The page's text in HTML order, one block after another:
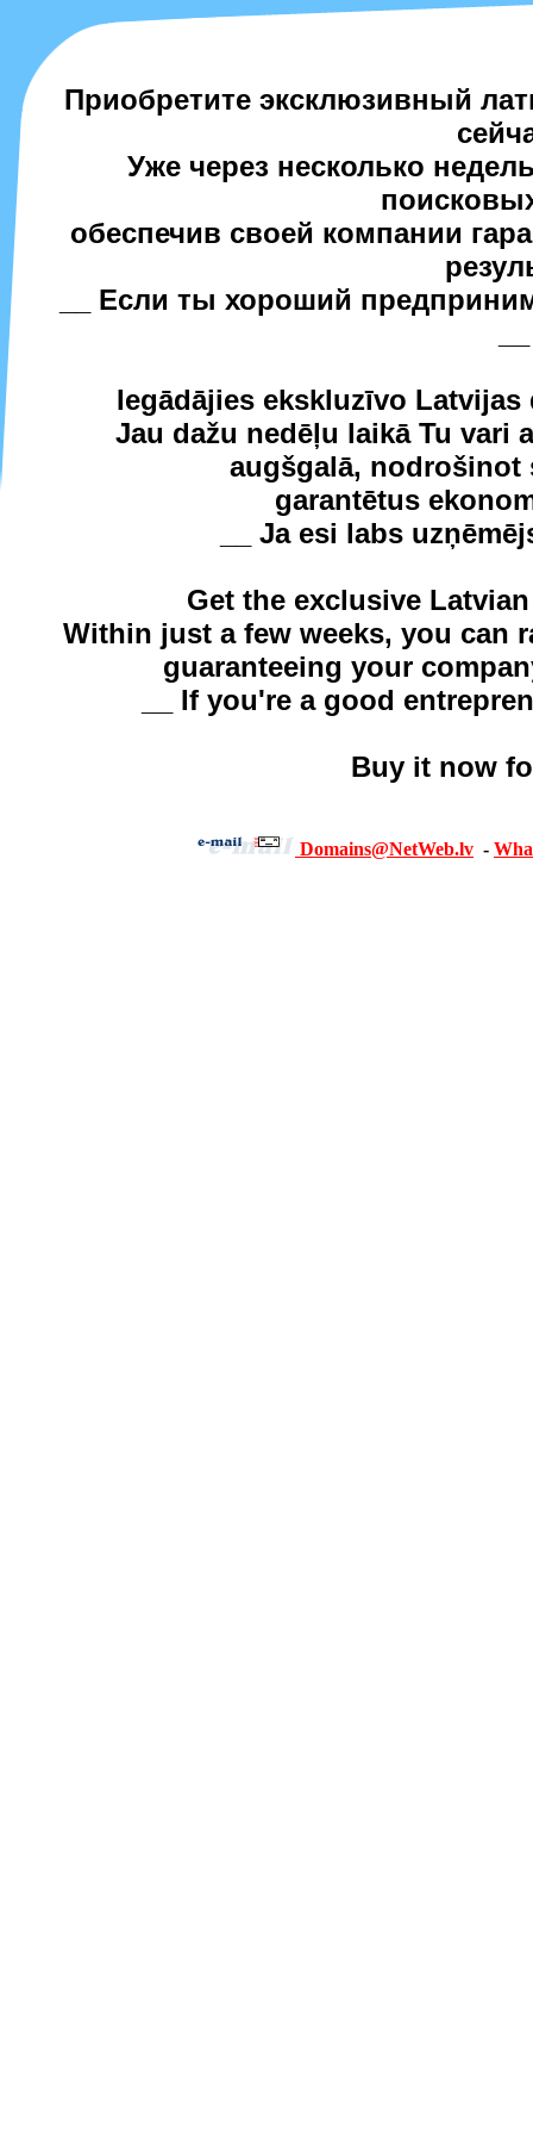
Приобретите эксклюзивный
Уже через несколько
обеспечив своей компании
__ Если ты хороший
Iegādājies ekskluzīvo Latvijas
Jau dažu nedēļu laikā Tu vari
augšgalā, nodrošinot
garantētus
__ Ja esi labs
Get the exclusive
Within just a few weeks, you can
guaranteeing your
__ If you're a good
Buy it now
Domains@NetWeb.lv -